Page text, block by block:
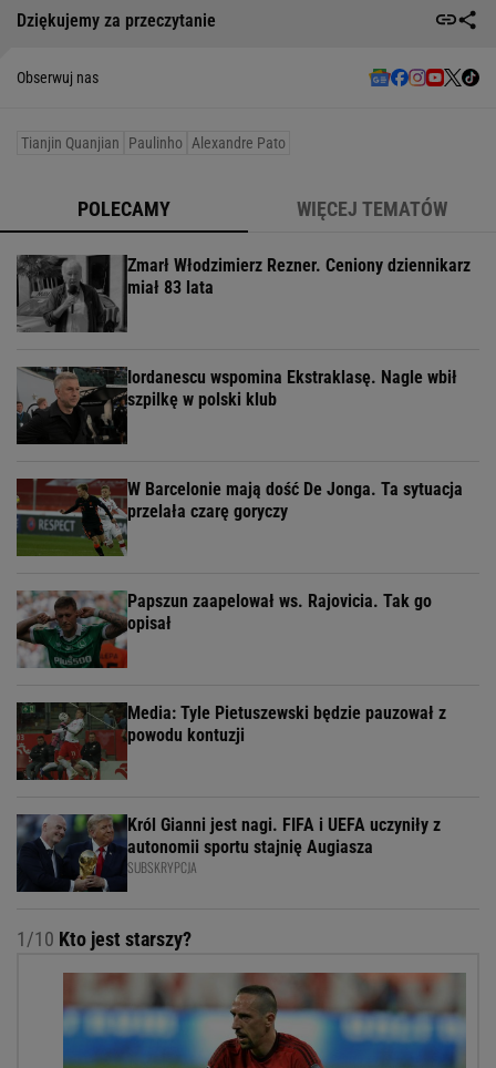
Dziękujemy za przeczytanie
Obserwuj nas
Tianjin Quanjian Paulinho Alexandre Pato
POLECAMY WIĘCEJ TEMATÓW
Zmarł Włodzimierz Rezner. Ceniony dziennikarz
miał 83 lata
Iordanescu wspomina Ekstraklasę. Nagle wbił
szpilkę w polski klub
W Barcelonie mają dość De Jonga. Ta sytuacja
przelała czarę goryczy
Papszun zaapelował ws. Rajovicia. Tak go
opisał
Media: Tyle Pietuszewski będzie pauzował z
powodu kontuzji
Król Gianni jest nagi. FIFA i UEFA uczyniły z
autonomii sportu stajnię Augiasza
SUBSKRYPCJA
1/10 Kto jest starszy?